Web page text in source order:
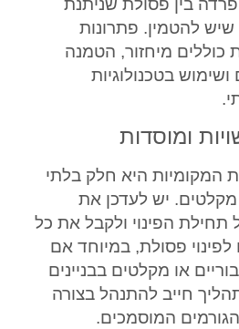
בין פסולת שניתנת
שיש להטמין. פתרונות
כוללים מיחזור, הטמנה
בטכנולוגיות
ומוסדות
המקומיות היא חלק בלתי
מקלטים. יש לעדכן את
הפינוי ולקבל את כל
פסולת, במיוחד אם
או מקלטים בבניינים
חייב להתנהל בצורה
המוסמכים.